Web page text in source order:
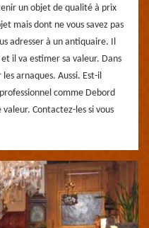
un objet de qualité à prix
mais dont ne vous savez pas
adresser à un antiquaire. Il
il va estimer sa valeur. Dans
arnaques. Aussi. Est-il
comme Debord
Contactez-les si vous